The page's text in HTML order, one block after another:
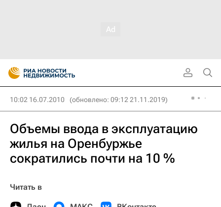
10:02 16.07.2010 (обновлено: 09:12 21.11.2019)
Объемы ввода в эксплуатацию
жилья на Оренбуржье
сократились почти на 10 %
Читать в